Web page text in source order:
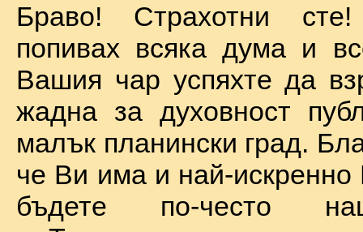
Браво! Страхотни
попивах всяка дума и
Вашия чар успяхте да
жадна за духовност
малък планински град.
че Ви има и най-
бъдете по-често